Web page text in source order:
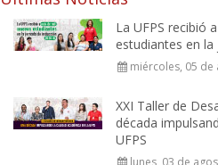
La UFPS recibió
estudiantes en
miércoles, 05
XXI Taller de
década
UFPS